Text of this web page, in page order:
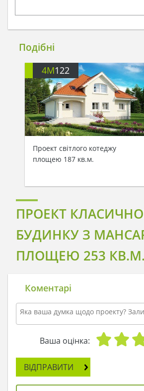
Подібні
4M122
Проект світлого котеджу
площею 187 кв.м.
ПРОЕКТ
БУДИНКУ З
ПЛОЩЕЮ 253 КВ.М.
Коментарі
Ваша оцінка:
ВІДПРАВИТИ